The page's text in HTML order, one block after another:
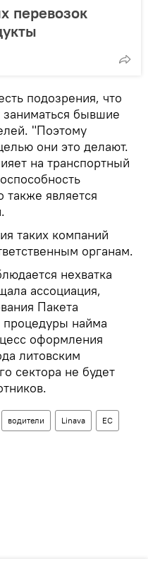
перевозок
подозрения, что
заниматься бывшие
"Поэтому
они это делают.
на транспортный
также является
таких компаний
органам.
нехватка
ассоциация,
Пакета
найма
оформления
литовским
сектора не будет
водители Linava ЕС